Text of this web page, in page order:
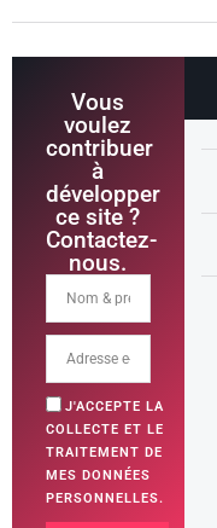
Vous
voulez
contribuer
à
développer
ce site ?
Contactez-
nous.
J'ACCEPTE LA
COLLECTE ET LE
TRAITEMENT DE
MES DONNÉES
PERSONNELLES.